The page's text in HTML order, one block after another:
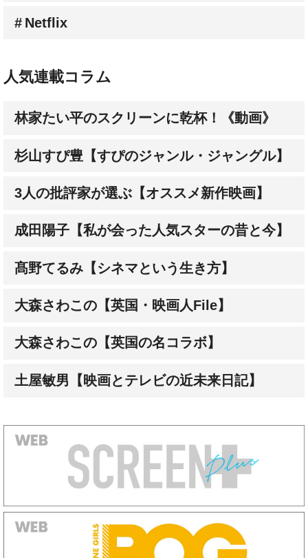
林家たい平のスクリーンに乾杯！《動画》
杉山すぴ豊【すぴのジャンル・ジャングル】
3人の批評家が選ぶ【オススメ新作映画】
成田陽子【私が会った人気スターの昔と今】
髙野てるみ【シネマという生き方】
大森さわこの【英国・映画人File】
大森さわこの【英国の名コラボ】
土屋敏男【映画とテレビの近未来日記】